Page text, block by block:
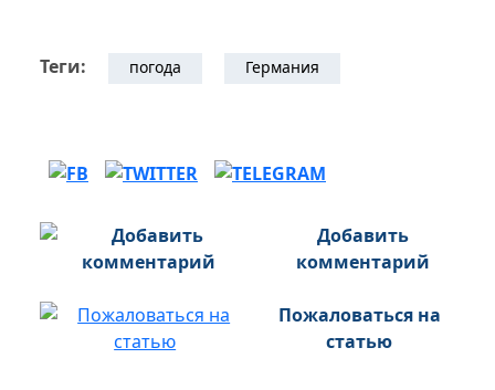
Теги: погода Германия
Добавить
комментарий
Пожаловаться на
статью